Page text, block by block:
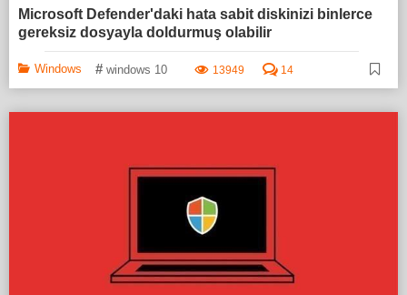
Microsoft Defender'daki hata sabit diskinizi binlerce
gereksiz dosyayla doldurmuş olabilir
Windows # windows 10 13949 14